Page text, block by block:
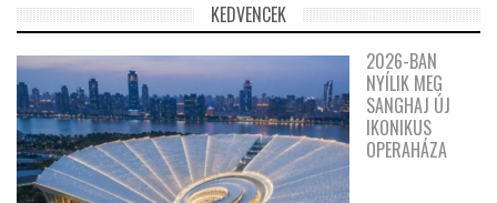
KEDVENCEK
2026-BAN
NYÍLIK MEG
SANGHAJ ÚJ
IKONIKUS
OPERAHÁZA